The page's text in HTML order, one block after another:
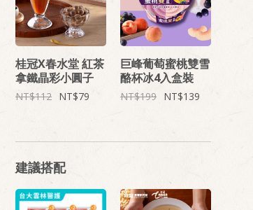
桂冠X春水堂 紅茶
拿鐵晶彩小圓子
112 79
巨峰葡萄蜜桃雙雪
酪杯冰4入盒裝
199 139
建議搭配